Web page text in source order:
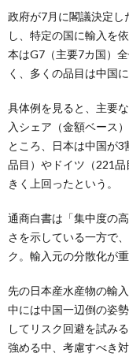
政府が7月に閣議決定し
し、特定の国に輸入を
本はG7（主要7カ国）
く、多くの品目は中国
具体例を見ると、主要
入シェア（金額ベース
ところ、日本は中国が
品目）やドイツ（221
きく上回ったという。
通商白書は「集中度の
さを示している一方で
ク。輸入元の分散化が
先の日本産水産物の輸
中には中国一辺倒の姿
してリスク回避を試み
強める中、考慮すべき